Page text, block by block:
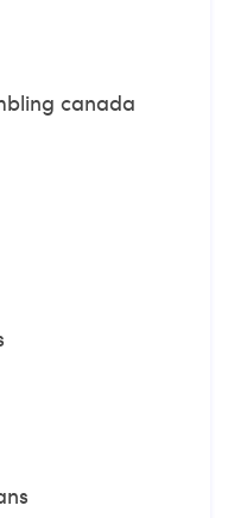
canada